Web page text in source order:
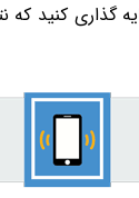
گذاری کنید که